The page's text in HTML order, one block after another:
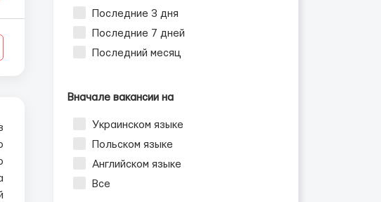
Последние 3 дня
Последние 7 дней
Последний месяц
Вначале вакансии на
Украинском языке
Польском языке
Английском языке
Все